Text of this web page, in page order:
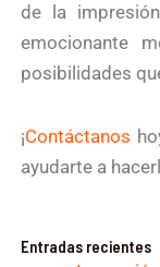
de la
emocionante
posibilidades
¡Contáctanos
ayudarte a
Entradas recientes